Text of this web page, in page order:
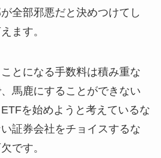
全部邪悪だと決めつけてし
ます。
とになる手数料は積み重な
馬鹿にすることができない
を始めようと考えているな
証券会社をチョイスするな
です。